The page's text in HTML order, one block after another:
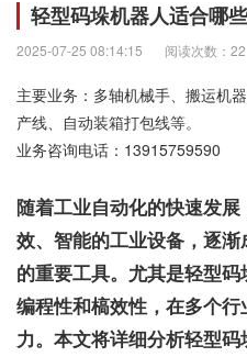
轻型码垛机器人适合哪
2025-07-25 08:14:15 阅读次数：22
主要业务：多轴机械手、搬运机
产线、自动装箱打包线等。
业务咨询电话： 13915759590
随着工业自动化的快速发
效、智能的工业设备，逐
的重要工具。尤其是轻型
编程性和槁效性，在多个
力。本文将详细分析轻型